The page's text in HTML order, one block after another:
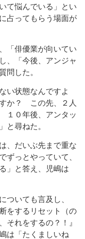
て悩んでいる」とい
占ってもらう場面が
「俳優業が向いてい
、「今後、アンジャ
問した。
い状態なんですよ
か？ この先、２人
１０年後、アンタッ
と尋ねた。
、だいぶ先まで重な
ずっとやっていて、
」と答え、児嶋は
ついても言及し、
をするリセット（の
それをするの？！』
は「たくましいね